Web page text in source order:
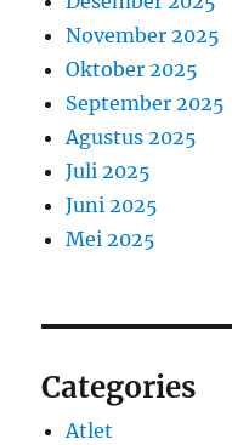
November 2025
Oktober 2025
September 2025
Agustus 2025
Juli 2025
Juni 2025
Mei 2025
Categories
Atlet